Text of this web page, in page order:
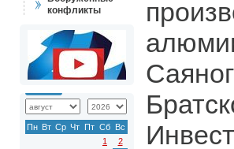
конфликты
Пн Вт Ср Чт Пт Сб Вс
1
2